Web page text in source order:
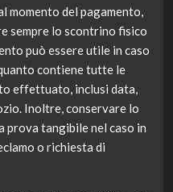
momento del pagamento,
sempre lo scontrino fisico
può essere utile in caso
contiene tutte le
effettuato, inclusi data,
Inoltre, conservare lo
prova tangibile nel caso in
o richiesta di